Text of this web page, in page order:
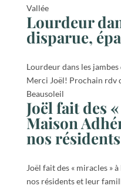
Vallée
Lourdeur
disparue,
Lourdeur dans les
Merci Joël! Prochain rdv
Beausoleil
Joël fait des
Maison
nos
Joël fait des « miracles »
nos résidents et leur